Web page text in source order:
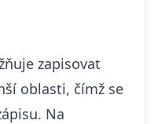
zapisovat
oblasti, čímž se
Na